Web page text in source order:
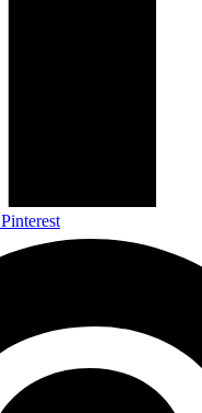
Pinterest